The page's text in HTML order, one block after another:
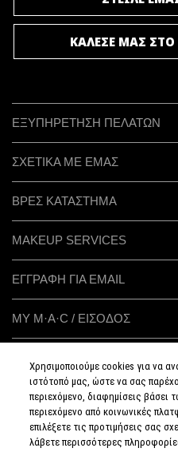
ΚΑΛΕΣΕ ΜΑΣ ΣΤΟ
ΕΞΥΠΗΡΕΤΗΣΗ ΠΕΛΑΤΩΝ
ΣΧΕΤΙΚΑ ΜΕ ΕΜΑΣ
ΒΡΕΣ ΚΑΤΑΣΤΗΜΑ
MAKEUP SERVICES
ΕΓΓΡΑΦΗ ΓΙΑ EMAIL
ΜΥ M·A·C / ΕΙΣΟΔΟΣ
Χρησιμοποιούμε cookies για να
ιστότοπό μας, ώστε να σας
περιεχόμενο, διαφημίσεις βάσει
περιεχόμενο από κοινωνικές
επιλέξετε τις προτιμήσεις σας
λάβετε περισσότερες